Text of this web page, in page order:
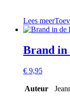
Lees meer
Brand in
€ 9,95
Auteur